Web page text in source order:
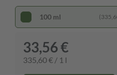
100 ml
33,56 €
335,60 € / 1 l